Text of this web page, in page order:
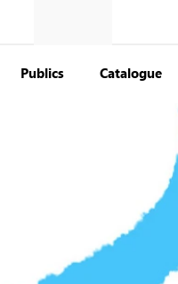
Publics Catalogue